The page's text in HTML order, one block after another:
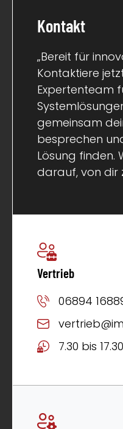
Kontakt
„Bereit für
Kontaktiere
Expertenteam
gemeinsam
besprechen
Lösung finden.
darauf, von dir
Vertrieb
06894
7.30 bis